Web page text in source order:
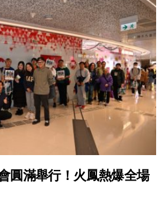
圓滿舉行！火鳳熱爆全場